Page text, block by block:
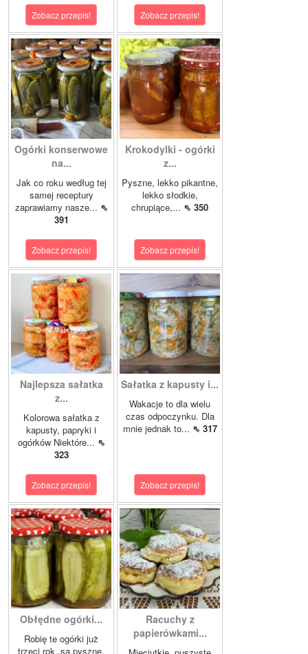
Zobacz przepis! Zobacz przepis!
Ogórki konserwowe
na...
Jak co roku według tej
samej receptury
zaprawiamy nasze... ⇖
391
Zobacz przepis!
Krokodylki - ogórki
z...
Pyszne, lekko pikantne,
lekko słodkie,
chrupiące,... ⇖ 350
Zobacz przepis!
Najlepsza sałatka
z...
Kolorowa sałatka z
kapusty, papryki i
ogórków Niektóre... ⇖
323
Zobacz przepis!
Sałatka z kapusty i...
Wakacje to dla wielu
czas odpoczynku. Dla
mnie jednak to... ⇖ 317
Zobacz przepis!
Obłędne ogórki...
Robię te ogórki już
trzeci rok, są pyszne.
Racuchy z
papierówkami...